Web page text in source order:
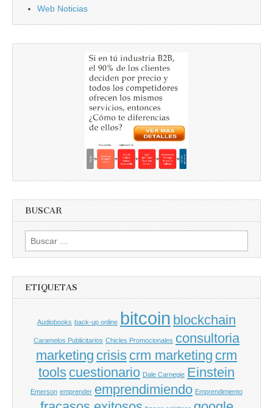
Web Noticias
BUSCAR
Buscar
por:
ETIQUETAS
Audiobooks back-up online bitcoin blockchain
Caramelos Publicitarios Chicles Promocionales consultoria
marketing crisis crm marketing crm
tools cuestionario Dale Carnegie Einstein
Emerson emprender emprendimiendo Emprendimiento